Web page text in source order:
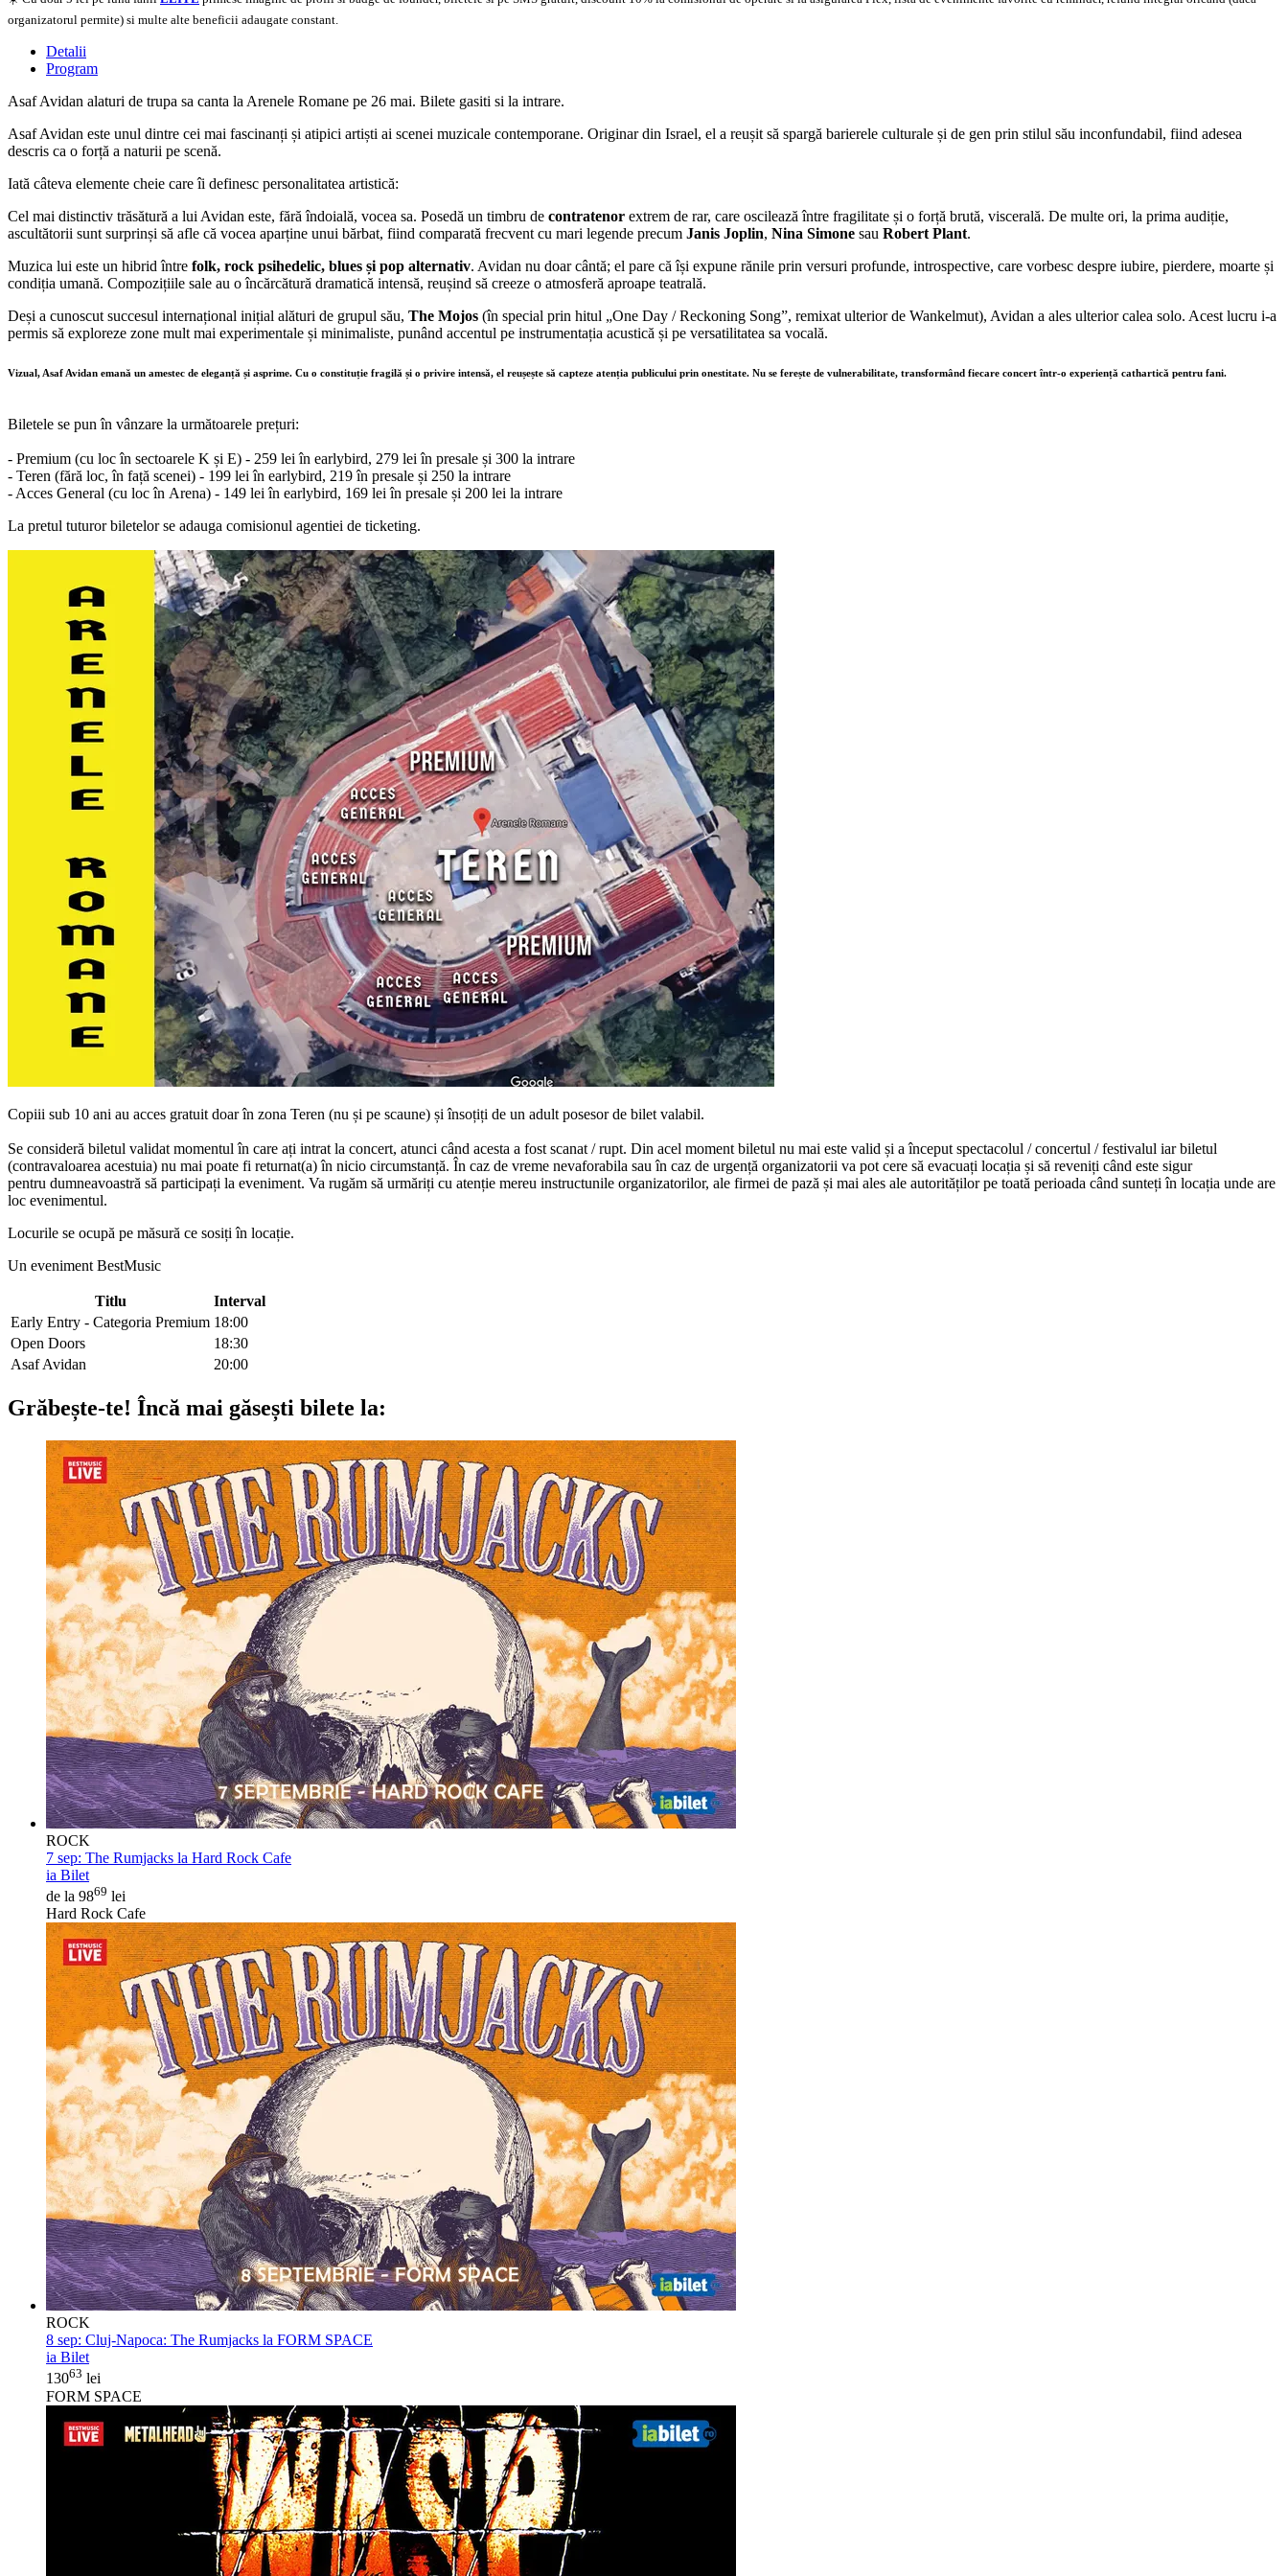
organizatorul permite) si multe alte beneficii adaugate constant.
Detalii
Program
Asaf Avidan alaturi de trupa sa canta la Arenele Romane pe 26 mai. Bilete gasiti si la intrare.
Asaf Avidan este unul dintre cei mai fascinanți și atipici artiști ai scenei muzicale contemporane. Originar din Israel, el a reușit să spargă barierele culturale și de gen prin stilul său inconfundabil, fiind adesea
descris ca o forță a naturii pe scenă.
Iată câteva elemente cheie care îi definesc personalitatea artistică:
Cel mai distinctiv trăsătură a lui Avidan este, fără îndoială, vocea sa. Posedă un timbru de contratenor extrem de rar, care oscilează între fragilitate și o forță brută, viscerală. De multe ori, la prima audiție,
ascultătorii sunt surprinși să afle că vocea aparține unui bărbat, fiind comparată frecvent cu mari legende precum Janis Joplin, Nina Simone sau Robert Plant.
Muzica lui este un hibrid între folk, rock psihedelic, blues și pop alternativ. Avidan nu doar cântă; el pare că își expune rănile prin versuri profunde, introspective, care vorbesc despre iubire, pierdere, moarte și
condiția umană. Compozițiile sale au o încărcătură dramatică intensă, reușind să creeze o atmosferă aproape teatrală.
Deși a cunoscut succesul internațional inițial alături de grupul său, The Mojos (în special prin hitul „One Day / Reckoning Song”, remixat ulterior de Wankelmut), Avidan a ales ulterior calea solo. Acest lucru i-a
permis să exploreze zone mult mai experimentale și minimaliste, punând accentul pe instrumentația acustică și pe versatilitatea sa vocală.
Vizual, Asaf Avidan emană un amestec de eleganță și asprime. Cu o constituție fragilă și o privire intensă, el reușește să capteze atenția publicului prin onestitate. Nu se ferește de vulnerabilitate, transformând fiecare concert într-o experiență cathartică pentru fani.
Biletele se punîn vânzare la următoarele prețuri:
- Premium (cu locîn sectoarele K și E) - 259 leiîn earlybird, 279 leiîn presale și 300 la intrare
- Teren (fără loc,în față scenei) - 199 leiîn earlybird, 219în presale și 250 la intrare
- Acces General (cu locîn Arena) - 149 leiîn earlybird, 169 leiîn presale și 200 lei la intrare
La pretul tuturor biletelor se adauga comisionul agentiei de ticketing.
Copiii sub 10 ani au acces gratuit doarîn zona Teren (nu și pe scaune) și însoțiți de un adult posesor de bilet valabil.
Se consideră biletul validat momentulîn care ați intrat la concert, atunci când acesta a fost scanat / rupt. Din acel moment biletul nu mai este valid și aînceput spectacolul / concertul / festivalul iar biletul
(contravaloarea acestuia) nu mai poate fi returnat(a)în nicio circumstanță. În caz de vreme nevaforabila sau în caz de urgență organizatorii va pot cere să evacuați locația și să reveniți când este sigur
pentru dumneavoastră să participați la eveniment. Va rugăm să urmăriți cu atenție mereu instructunile organizatorilor, ale firmei de pază și mai ales ale autoritățilorpe toată perioada când sunteți în locația unde are
loc evenimentul.
Locurile se ocupă pe măsură ce sosiți în locație.
Un eveniment BestMusic
Titlu
Interval
Early Entry - Categoria Premium 18:00
Open Doors
18:30
Asaf Avidan
20:00
Grăbește-te! Încă mai găsești bilete la:
ROCK
7 sep: The Rumjacks la Hard Rock Cafe
ia Bilet
de la 9869 lei
Hard Rock Cafe
ROCK
8 sep: Cluj-Napoca: The Rumjacks la FORM SPACE
ia Bilet
13063 lei
FORM SPACE